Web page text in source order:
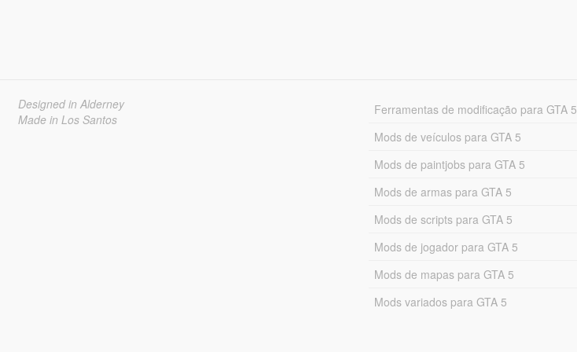
Designed in Alderney
Made in Los Santos
Ferramentas de modificação para GTA 5
Mods de veículos para GTA 5
Mods de paintjobs para GTA 5
Mods de armas para GTA 5
Mods de scripts para GTA 5
Mods de jogador para GTA 5
Mods de mapas para GTA 5
Mods variados para GTA 5